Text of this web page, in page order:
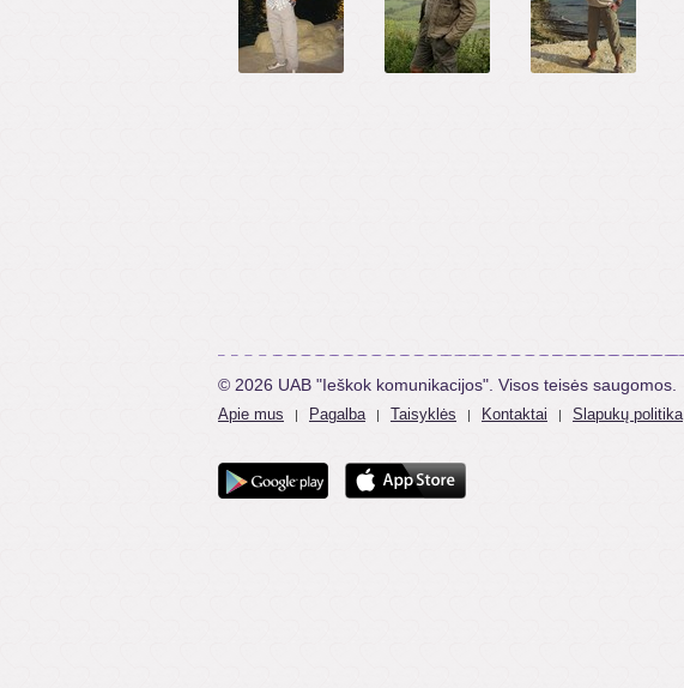
© 2026 UAB "Ieškok komunikacijos". Visos teisės saugomos.
Apie mus | Pagalba | Taisyklės | Kontaktai | Slapukų politika